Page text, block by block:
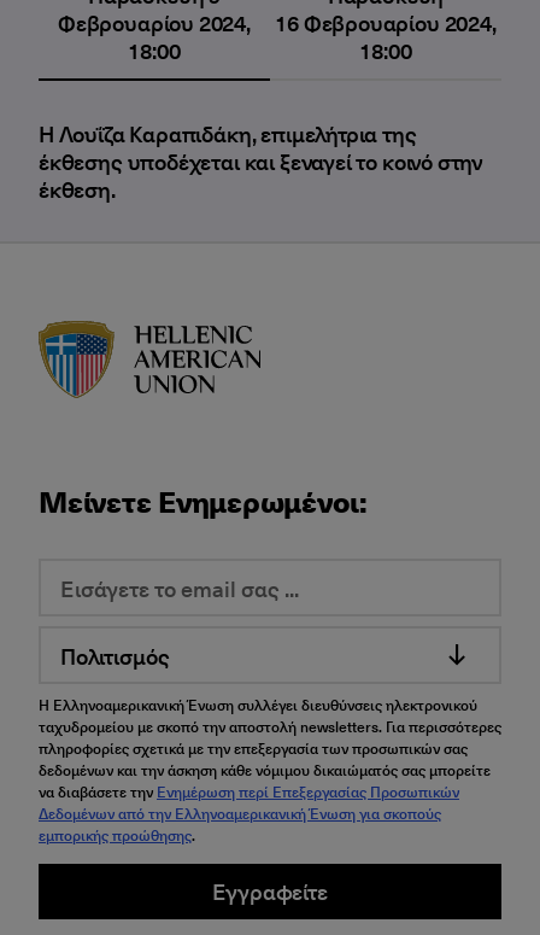
Φεβρουαρίου 2024,
18:00
16 Φεβρουαρίου 2024,
18:00
Η Λουΐζα Καραπιδάκη, επιμελήτρια της
έκθεσης υποδέχεται και ξεναγεί το κοινό στην
έκθεση.
Μείνετε Ενημερωμένοι:
Πολιτισμός
Η Ελληνοαμερικανική Ένωση συλλέγει διευθύνσεις ηλεκτρονικού
ταχυδρομείου με σκοπό την αποστολή newsletters. Για περισσότερες
πληροφορίες σχετικά με την επεξεργασία των προσωπικών σας
δεδομένων και την άσκηση κάθε νόμιμου δικαιώματός σας μπορείτε
να διαβάσετε την Ενημέρωση περί Επεξεργασίας Προσωπικών
Δεδομένων από την Ελληνοαμερικανική Ένωση για σκοπούς
εμπορικής προώθησης.
Εγγραφείτε